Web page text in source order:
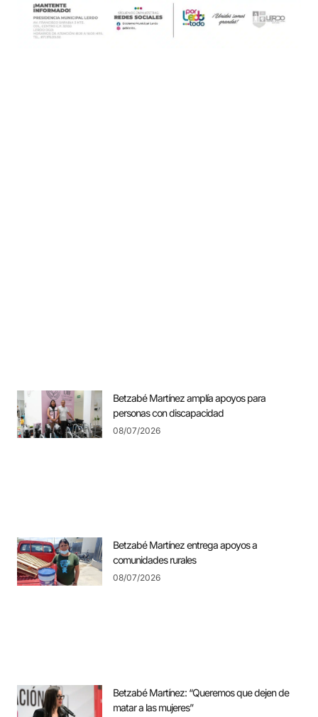
Betzabé Martínez amplía apoyos para
personas con discapacidad
08/07/2026
Betzabé Martínez entrega apoyos a
comunidades rurales
08/07/2026
Betzabé Martínez: “Queremos que dejen de
matar a las mujeres”